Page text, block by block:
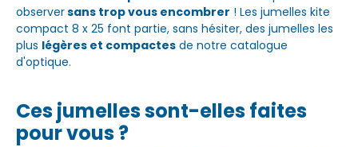
observersans trop vous encombrer ! Les jumelles kite
compact 8 x 25 font partie, sans hésiter, des jumelles les
plus légères et compactes de notre catalogue
d'optique.
Ces jumelles sont-elles faites
pour vous ?